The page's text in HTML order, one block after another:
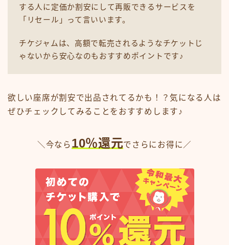
する人に定価か割安にして再販できるサービスを
「リセール」って言いいます。
チケジャムは、高額で転売されるようなチケットじ
ゃないから安心なのもおすすめポイントです♪
欲しい座席が割安で出品されてるかも！？気になる人は
ぜひチェックしてみることをおすすめします♪
＼今なら 10％還元でさらにお得に／